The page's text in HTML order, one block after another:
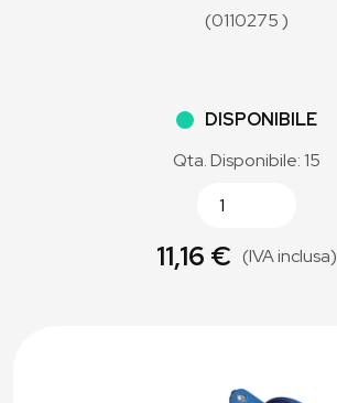
(0110275 )
DISPONIBILE
Qta. Disponibile: 15
11,16 € (IVA inclusa)